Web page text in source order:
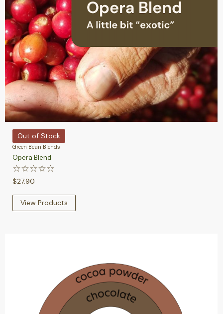
Out of Stock
Green Bean Blends
Opera Blend
☆☆☆☆☆
$27.90
View Products